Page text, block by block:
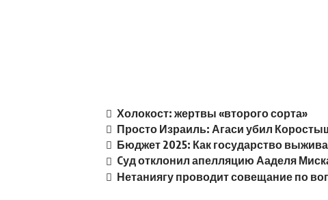
Холокост: жертвы «второго сорта»
Просто Израиль: Агаси убил
Бюджет 2025: Как государство
Cуд отклонил апелляцию Ааделя
Нетаниягу проводит совещание по